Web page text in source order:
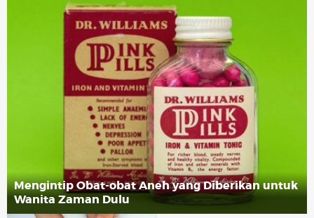
Mengintip Obat-obat Aneh yang Diberikan untuk
Wanita Zaman Dulu